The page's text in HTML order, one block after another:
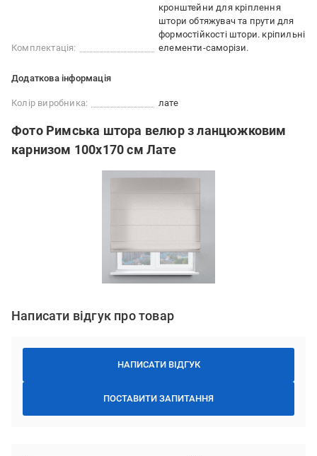
Комплектація:
кронштейни для кріплення
штори обтяжувач та прути для
формостійкості штори. кріпильні
елементи-саморізи.
Додаткова інформація
Колір виробника: лате
Фото Римська штора велюр з ланцюжковим
карнизом 100х170 см Лате
Написати відгук про товар
НАПИСАТИ ВІДГУК
ПОСТАВИТИ ЗАПИТАННЯ